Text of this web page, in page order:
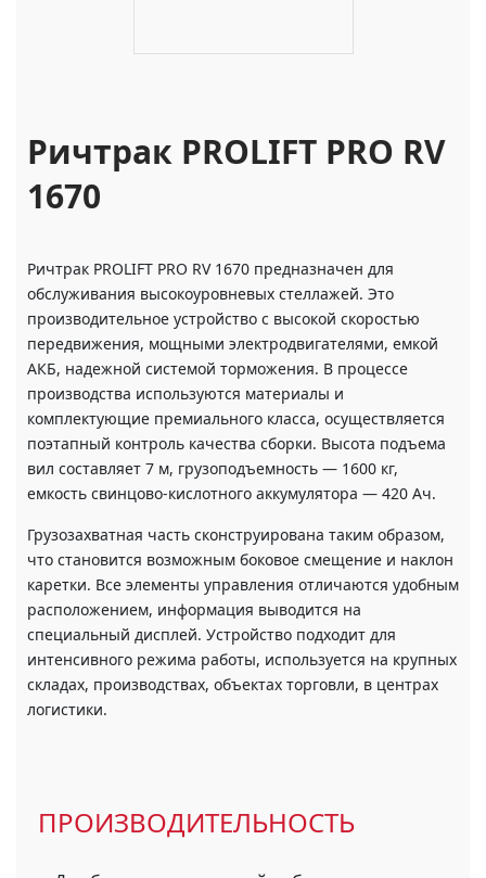
Ричтрак PROLIFT PRO RV
1670
Ричтрак PROLIFT PRO RV 1670 предназначен для
обслуживания высокоуровневых стеллажей. Это
производительное устройство с высокой скоростью
передвижения, мощными электродвигателями, емкой
АКБ, надежной системой торможения. В процессе
производства используются материалы и
комплектующие премиального класса, осуществляется
поэтапный контроль качества сборки. Высота подъема
вил составляет 7 м, грузоподъемность — 1600 кг,
емкость свинцово-кислотного аккумулятора — 420 Ач.
Грузозахватная часть сконструирована таким образом,
что становится возможным боковое смещение и наклон
каретки. Все элементы управления отличаются удобным
расположением, информация выводится на
специальный дисплей. Устройство подходит для
интенсивного режима работы, используется на крупных
складах, производствах, объектах торговли, в центрах
логистики.
ПРОИЗВОДИТЕЛЬНОСТЬ